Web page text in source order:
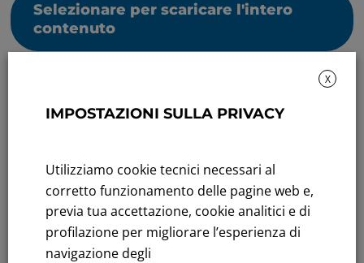
Selezionare per scaricare l'intero
contenuto
Rendicontazione di sostenibilità
Andamento titolo: Il titolo in Borsa
Bandi di gara: Ultimi bandi
X
IMPOSTAZIONI SULLA PRIVACY
Utilizziamo cookie tecnici necessari al
corretto funzionamento delle pagine web e,
previa tua accettazione, cookie analitici e di
profilazione per migliorare l’esperienza di
navigazione degli